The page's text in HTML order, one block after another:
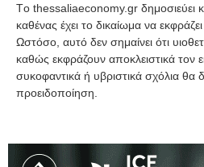
Tο thessaliaeconomy.gr δημοσιεύει
καθένας έχει το δικαίωμα να
Ωστόσο, αυτό δεν σημαίνει ότι
καθώς εκφράζουν αποκλειστικά τον
συκοφαντικά ή υβριστικά σχόλια θα
προειδοποίηση.